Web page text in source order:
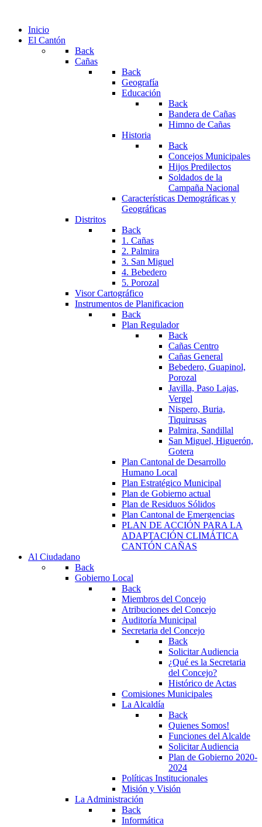
Inicio
El Cantón
Back
Cañas
Back
Geografía
Educación
Back
Bandera de Cañas
Himno de Cañas
Historia
Back
Concejos Municipales
Hijos Predilectos
Soldados de la
Campaña Nacional
Características Demográficas y
Geográficas
Distritos
Back
1. Cañas
2. Palmira
3. San Miguel
4. Bebedero
5. Porozal
Visor Cartográfico
Instrumentos de Planificacion
Back
Plan Regulador
Back
Cañas Centro
Cañas General
Bebedero, Guapinol,
Porozal
Javilla, Paso Lajas,
Vergel
Nispero, Buria,
Tiquirusas
Palmira, Sandillal
San Miguel, Higuerón,
Gotera
Plan Cantonal de Desarrollo
Humano Local
Plan Estratégico Municipal
Plan de Gobierno actual
Plan de Residuos Sólidos
Plan Cantonal de Emergencias
PLAN DE ACCIÓN PARA LA
ADAPTACIÓN CLIMÁTICA
CANTÓN CAÑAS
Al Ciudadano
Back
Gobierno Local
Back
Miembros del Concejo
Atribuciones del Concejo
Auditoría Municipal
Secretaria del Concejo
Back
Solicitar Audiencia
¿Qué es la Secretaria
del Concejo?
Histórico de Actas
Comisiones Municipales
La Alcaldía
Back
Quienes Somos!
Funciones del Alcalde
Solicitar Audiencia
Plan de Gobierno 2020-
2024
Políticas Institucionales
Misión y Visión
La Administración
Back
Informática